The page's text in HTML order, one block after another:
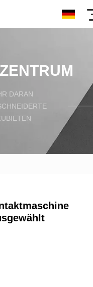
DARAN
B